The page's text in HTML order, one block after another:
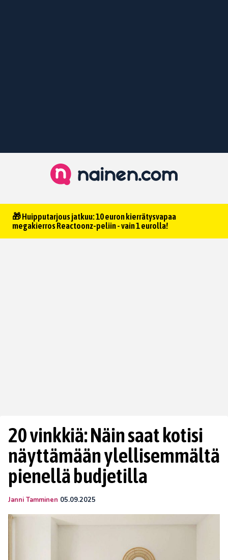
🎁 Huipputarjous jatkuu: 10 euron kierrätysvapaa
megakierros Reactoonz-peliin - vain 1 eurolla!
20 vinkkiä: Näin saat kotisi
näyttämään ylellisemmältä
pienellä budjetilla
Janni Tamminen 05.09.2025